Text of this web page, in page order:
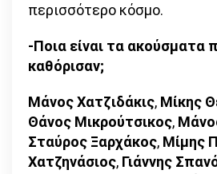
περισσότερο κόσμο.
-Ποια είναι τα ακούσματα
καθόρισαν;
Μάνος Χατζιδάκις, Μίκης
Θάνος Μικρούτσικος,
Σταύρος Ξαρχάκος, Μίμης
Χατζηνάσιος, Γιάννης